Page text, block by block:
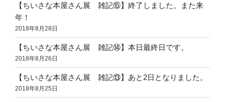
【ちいさな本屋さん展 雑記⑮】終了しました。また来
年！
2018年8月28日
【ちいさな本屋さん展 雑記⑭】本日最終日です。
2018年8月26日
【ちいさな本屋さん展 雑記⑬】あと2日となりました。
2018年8月25日